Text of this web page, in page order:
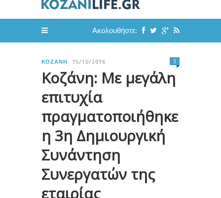
Ακολουθήστε:
ΚΟΖΆΝΗ 15/10/2016
Κοζάνη: Με μεγάλη
επιτυχία
πραγματοποιήθηκε
η 3η Δημιουργική
Συνάντηση
Συνεργατών της
εταιρίας
3